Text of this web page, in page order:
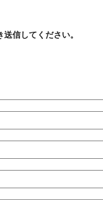
信してください。